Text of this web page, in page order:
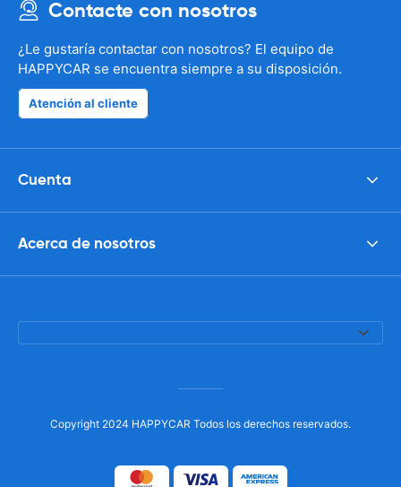
Contacte con nosotros
¿Le gustaría contactar con nosotros? El equipo de
HAPPYCAR se encuentra siempre a su disposición.
Atención al cliente
Cuenta
Acerca de nosotros
Copyright 2024 HAPPYCAR Todos los derechos reservados.